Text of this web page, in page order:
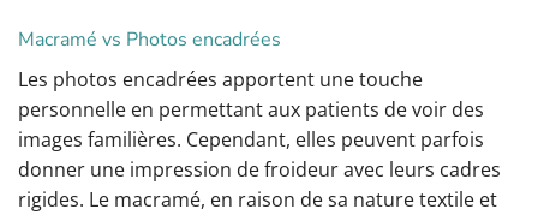
Macramé vs Photos encadrées
Les photos encadrées apportent une touche
personnelle en permettant aux patients de voir des
images familières. Cependant, elles peuvent parfois
donner une impression de froideur avec leurs cadres
rigides. Le macramé, en raison de sa nature textile et